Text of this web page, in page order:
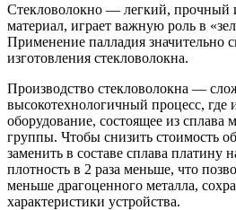
Стекловолокно — легкий, прочный
материал, играет важную роль в
Применение палладия значительно
изготовления стекловолокна.
Производство стекловолокна —
высокотехнологичный процесс, где
оборудование, состоящее из сплава
группы. Чтобы снизить стоимость
заменить в составе сплава платину
плотность в 2 раза меньше, что
меньше драгоценного металла,
характеристики устройства.